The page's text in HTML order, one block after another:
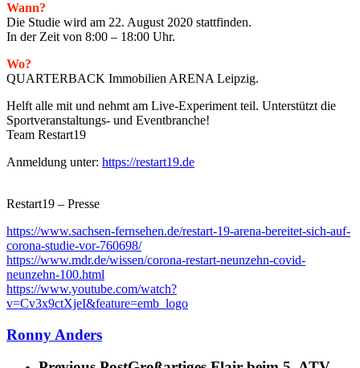
Wann?
Die Studie wird am 22. August 2020 stattfinden.
In der Zeit von 8:00 – 18:00 Uhr.
Wo?
QUARTERBACK Immobilien ARENA Leipzig.
Helft alle mit und nehmt am Live-Experiment teil. Unterstützt die
Sportveranstaltungs- und Eventbranche!
Team Restart19
Anmeldung unter: https://restart19.de
Restart19 – Presse
https://www.sachsen-fernsehen.de/restart-19-arena-bereitet-sich-auf-
corona-studie-vor-760698/
https://www.mdr.de/wissen/corona-restart-neunzehn-covid-
neunzehn-100.html
https://www.youtube.com/watch?
v=Cv3x9ctXjeI&feature=emb_logo
Ronny Anders